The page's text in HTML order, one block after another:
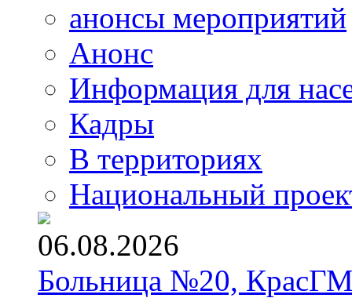
анонсы мероприятий
Анонс
Информация для
Кадры
В территориях
Национальный
06.08.2026
Больница №20,